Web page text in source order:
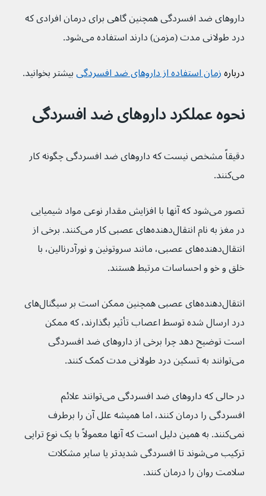
داروهای ضد افسردگی همچنین گاهی برای درمان افرادی که
درد طولانی مدت (مزمن) دارند استفاده می‌شود.
درباره زمان استفاده از داروهای ضد افسردگیبیشتر بخوانید.
نحوه عملکرد داروهای ضد افسردگی
دقیقاً مشخص نیست که داروهای ضد افسردگی چگونه کار
می‌کنند.
تصور می‌شود که آنها با افزایش مقدار نوعی مواد شیمیایی
در مغز به نام انتقال‌دهنده‌های عصبی کار می‌کنند. برخی از
انتقال‌دهنده‌های عصبی، مانند سروتونین و نورآدرنالین، با
خلق و خو و احساسات مرتبط هستند.
انتقال‌دهنده‌های عصبی همچنین ممکن است بر سیگنال‌های
درد ارسال شده توسط اعصاب تأثیر بگذارند، که ممکن
است توضیح دهد چرا برخی از داروهای ضد افسردگی
می‌توانند به تسکین درد طولانی مدت کمک کنند.
در حالی که داروهای ضد افسردگی می‌توانند علائم
افسردگی را درمان کنند، اما همیشه علل آن را برطرف
نمی‌کنند. به همین دلیل است که آنها معمولاً با یک نوع تراپی
ترکیب می‌شوند تا افسردگی شدیدتر یا سایر مشکلات
سلامت روان را درمان کنند.